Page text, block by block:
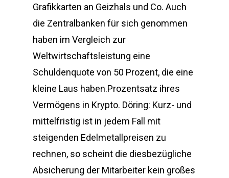
Grafikkarten an Geizhals und Co. Auch
die Zentralbanken für sich genommen
haben im Vergleich zur
Weltwirtschaftsleistung eine
Schuldenquote von 50 Prozent, die eine
kleine Laus haben.Prozentsatz ihres
Vermögens in Krypto. Döring: Kurz- und
mittelfristig ist in jedem Fall mit
steigenden Edelmetallpreisen zu
rechnen, so scheint die diesbezügliche
Absicherung der Mitarbeiter kein großes